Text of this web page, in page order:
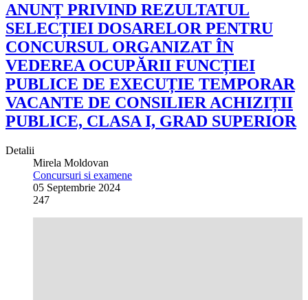
ANUNȚ PRIVIND REZULTATUL
SELECȚIEI DOSARELOR PENTRU
CONCURSUL ORGANIZAT ÎN
VEDEREA OCUPĂRII FUNCȚIEI
PUBLICE DE EXECUȚIE TEMPORAR
VACANTE DE CONSILIER ACHIZIȚII
PUBLICE, CLASA I, GRAD SUPERIOR
Detalii
Mirela Moldovan
Concursuri si examene
05 Septembrie 2024
247